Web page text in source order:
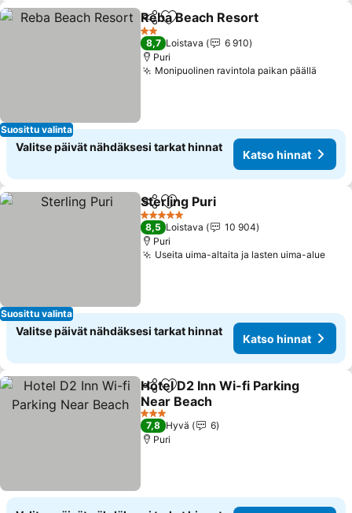
Suosittu valinta
Jaa Lisää suosikkeihin
Reba Beach Resort
2 Tähtiluokitus
8,7 Loistava
6 910
Puri
Monipuolinen ravintola paikan päällä
Valitse päivät nähdäksesi tarkat hinnat
Katso hinnat
Suosittu valinta
Jaa Lisää suosikkeihin
Sterling Puri
5 Tähtiluokitus
8,5 Loistava
10 904
Puri
Useita uima-altaita ja lasten uima-alue
Valitse päivät nähdäksesi tarkat hinnat
Katso hinnat
Jaa Lisää suosikkeihin
Hotel D2 Inn Wi-fi Parking
Near Beach
Katso hinnat
3 Tähtiluokitus
7,8 Hyvä
6
Puri